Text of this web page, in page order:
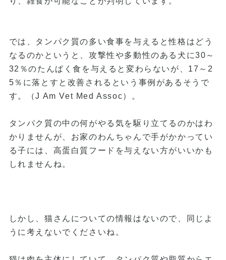
では、タンパク質の多い食事を与えると性格はどう
なるのかというと、攻撃性や多動性のある犬に30～
32％のたんぱく食を与えると変わらないが、17～2
5％に落とすと改善されるという事例があるそうで
す。（J Am Vet Med Assoc）。
タンパク質の中の何がやる気を駆り立てるのかはわ
かりませんが、お家のわんちゃんで手がかかってい
る子には、高蛋白質フードを与えない方がいいかも
しれませんね。
しかし、猫さんについての情報はないので、同じよ
うに考えないでくださいね。